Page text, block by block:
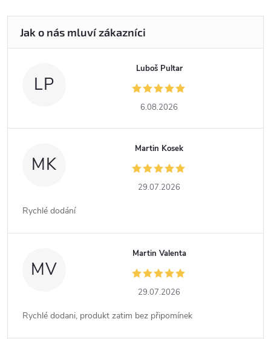
LP
Luboš Pultar
6.08.2026
MK
Martin Kosek
29.07.2026
Rychlé dodání
MV
Martin Valenta
29.07.2026
Rychlé dodani, produkt zatim bez připomínek